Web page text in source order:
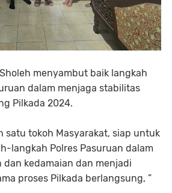
menyambut baik langkah
dalam menjaga stabilitas
Pilkada 2024.
satu tokoh Masyarakat, siap untuk
langkah Polres Pasuruan dalam
dan kedamaian dan menjadi
proses Pilkada berlangsung, ”